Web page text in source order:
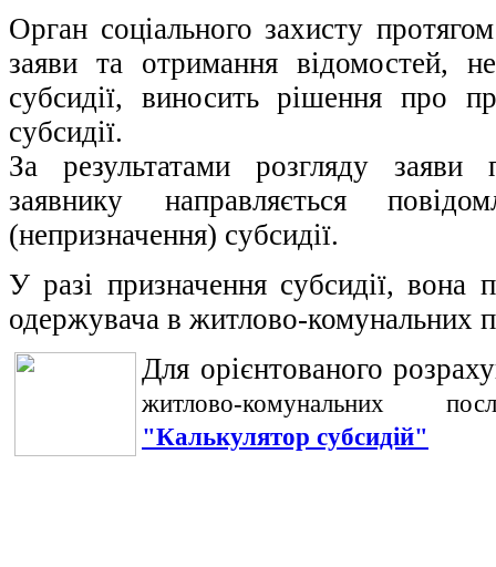
Орган соціального захисту
заяви та отримання відомостей,
субсидії, виносить рішення про
субсидії.
За результатами розгляду заяви
заявнику направляється
(непризначення) субсидії.
У разі призначення субсидії, вона
одержувача в житлово-комунальних
Для орієнтованого
житлово-комунальних
"Калькулятор субсидій"